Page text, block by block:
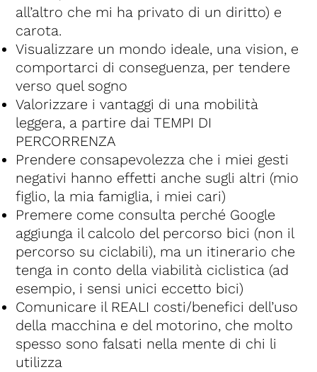
all’altro che mi ha privato di un diritto) e
carota.
Visualizzare un mondo ideale, una vision, e
comportarci di conseguenza, per tendere
verso quel sogno
Valorizzare i vantaggi di una mobilità
leggera, a partire dai TEMPI DI
PERCORRENZA
Prendere consapevolezza che i miei gesti
negativi hanno effetti anche sugli altri (mio
figlio, la mia famiglia, i miei cari)
Premere come consulta perché Google
aggiunga il calcolo del percorso bici (non il
percorso su ciclabili), ma un itinerario che
tenga in conto della viabilità ciclistica (ad
esempio, i sensi unici eccetto bici)
Comunicare il REALI costi/benefici dell’uso
della macchina e del motorino, che molto
spesso sono falsati nella mente di chi li
utilizza